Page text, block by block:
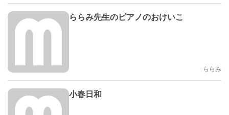
ららみ先生のピアノのおけいこ
ららみ
小春日和